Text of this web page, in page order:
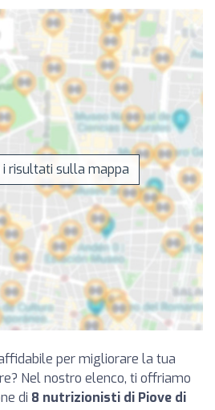
i risultati sulla mappa
per migliorare la tua
Nel nostro elenco, ti offriamo
di 8 nutrizionisti di Piove di